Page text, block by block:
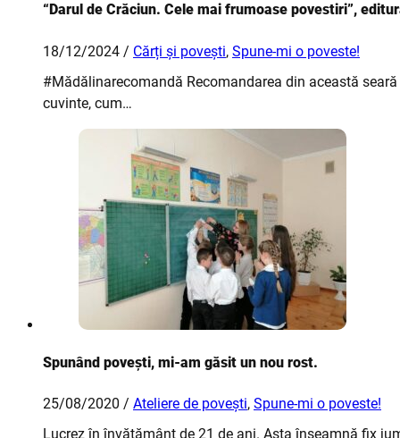
“Darul de Crăciun. Cele mai frumoase povestiri”,
18/12/2024 / Cărți și povești, Spune-mi o poveste!
#Mădălinarecomandă Recomandarea din această
cuvinte, cum…
Spunând povești, mi-am găsit un nou rost.
25/08/2020 / Ateliere de povești, Spune-mi o poveste!
Lucrez în învățământ de 21 de ani. Asta înseamnă fix